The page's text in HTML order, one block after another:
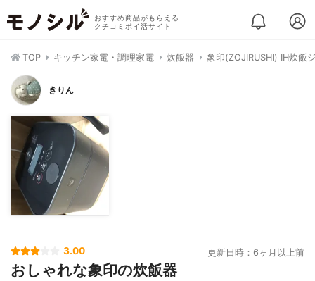
おすすめ商品がもらえる
クチコミポイ活サイト
TOP キッチン家電・調理家電 炊飯器 象印(ZOJIRUSHI) IH炊飯
きりん
3.00 更新日時：6ヶ月以上前
おしゃれな象印の炊飯器